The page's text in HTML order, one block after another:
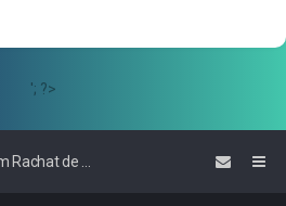
'; ?>